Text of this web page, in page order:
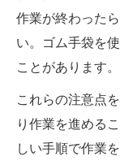
作業が終わった
い。ゴム手袋を
ことがあります。
これらの注意点
り作業を進める
しい手順で作業